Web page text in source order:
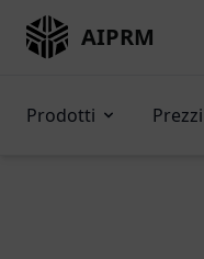
AIPRM
Prodotti Prezzi